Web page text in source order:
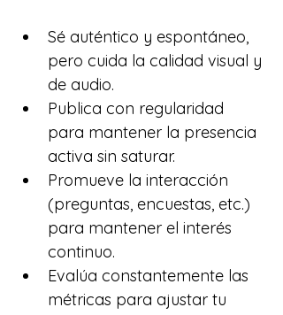
Sé auténtico y espontáneo,
pero cuida la calidad visual y
de audio.
Publica con regularidad
para mantener la presencia
activa sin saturar.
Promueve la interacción
(preguntas, encuestas, etc.)
para mantener el interés
continuo.
Evalúa constantemente las
métricas para ajustar tu